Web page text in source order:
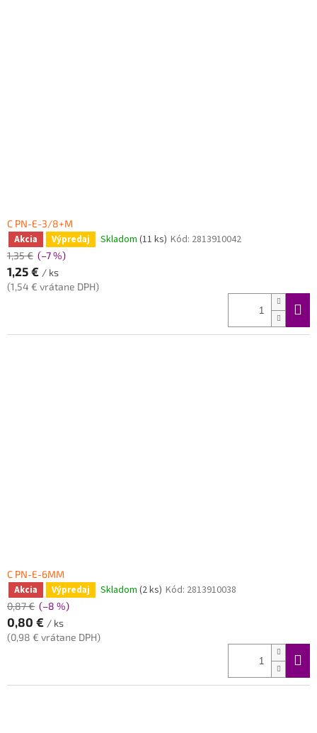
C PN-E-3/8+M
Akcia Výpredaj Skladom (11 ks) Kód: 2813910042
1,35 € (–7 %)
1,25 € / ks
(1,54 € vrátane DPH)
C PN-E-6MM
Akcia Výpredaj Skladom (2 ks) Kód: 2813910038
0,87 € (–8 %)
0,80 € / ks
(0,98 € vrátane DPH)